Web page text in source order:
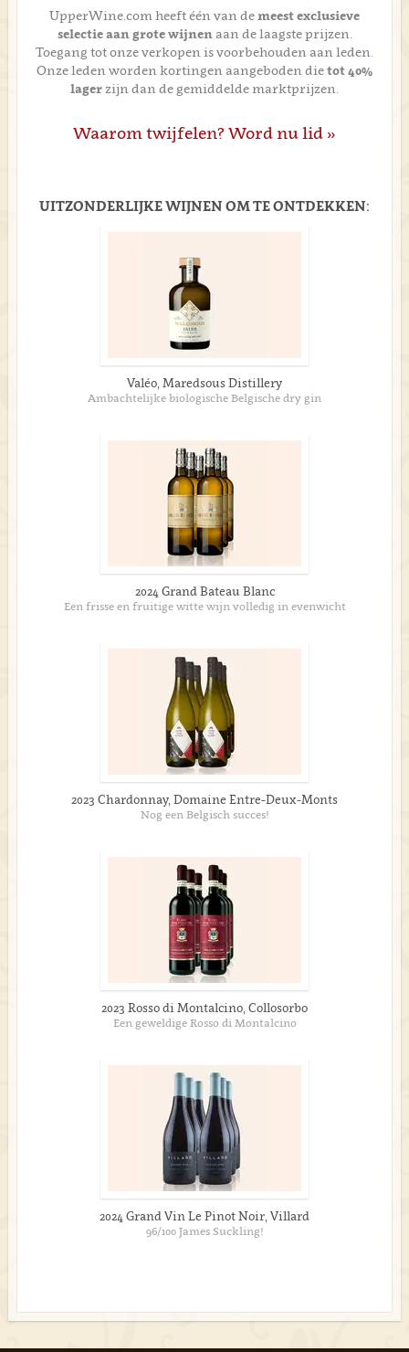
UpperWine.com heeft één van de meest exclusieve
selectie aan grote wijnen aan de laagste prijzen.
Toegang tot onze verkopen is voorbehouden aan leden.
Onze leden worden kortingen aangeboden dietot 40%
lager zijn dan de gemiddelde marktprijzen.
Waarom twijfelen? Word nu lid »
UITZONDERLIJKE WIJNEN OM TE ONTDEKKEN:
Valéo, Maredsous Distillery
Ambachtelijke biologische Belgische dry gin
2024 Grand Bateau Blanc
Een frisse en fruitige witte wijn volledig in evenwicht
2023 Chardonnay, Domaine Entre-Deux-Monts
Nog een Belgisch succes!
2023 Rosso di Montalcino, Collosorbo
Een geweldige Rosso di Montalcino
2024 Grand Vin Le Pinot Noir, Villard
96/100 James Suckling!